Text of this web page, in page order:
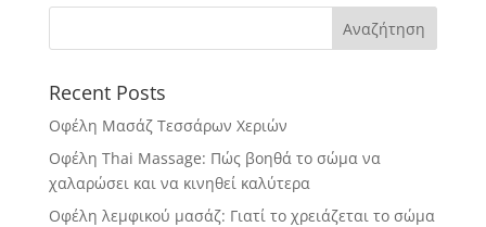
Recent Posts
Οφέλη Μασάζ Τεσσάρων Χεριών
Οφέλη Thai Massage: Πώς βοηθά το σώμα να
χαλαρώσει και να κινηθεί καλύτερα
Οφέλη λεμφικού μασάζ: Γιατί το χρειάζεται το σώμα